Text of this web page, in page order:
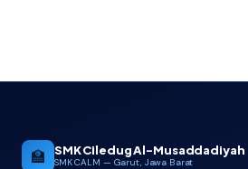
🏫 SMK Ciledug Al-Musaddadiyah
SMK CALM — Garut, Jawa Barat